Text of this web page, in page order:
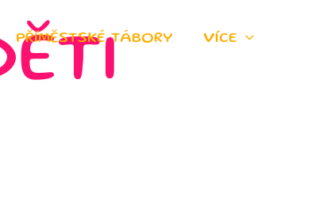
PŘÍMĚSTSKÉ TÁBORY VÍCE